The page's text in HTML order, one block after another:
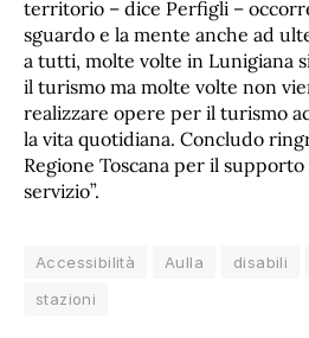
territorio – dice Perfigli –
sguardo e la mente anche ad
a tutti, molte volte in Lunigiana
il turismo ma molte volte non
realizzare opere per il turismo
la vita quotidiana. Concludo
Regione Toscana per il
servizio”.
Accessibilità Aulla disabili
stazioni